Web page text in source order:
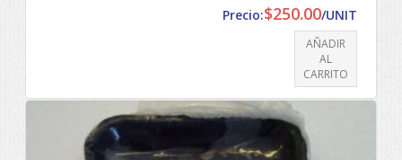
Precio:$250.00/UNIT
AÑADIR
AL
CARRITO